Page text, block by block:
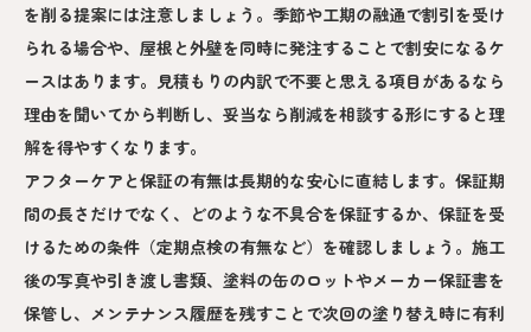
を削る提案には注意しましょう。季節や工期の融通で割引を受け
られる場合や、屋根と外壁を同時に発注することで割安になるケ
ースはあります。見積もりの内訳で不要と思える項目があるなら
理由を聞いてから判断し、妥当なら削減を相談する形にすると理
解を得やすくなります。
アフターケアと保証の有無は長期的な安心に直結します。保証期
間の長さだけでなく、どのような不具合を保証するか、保証を受
けるための条件（定期点検の有無など）を確認しましょう。施工
後の写真や引き渡し書類、塗料の缶のロットやメーカー保証書を
保管し、メンテナンス履歴を残すことで次回の塗り替え時に有利